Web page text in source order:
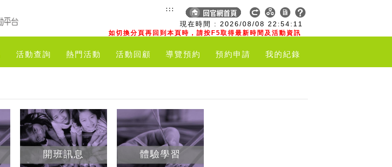
現在時間 : 2026/08/08 22:54:12
如切換分頁再回到本頁時，請按F5取得最新時間及活動資訊
:::
活動查詢 熱門活動 活動回顧 導覽預約 預約申請 我的紀錄
開班訊息 體驗學習